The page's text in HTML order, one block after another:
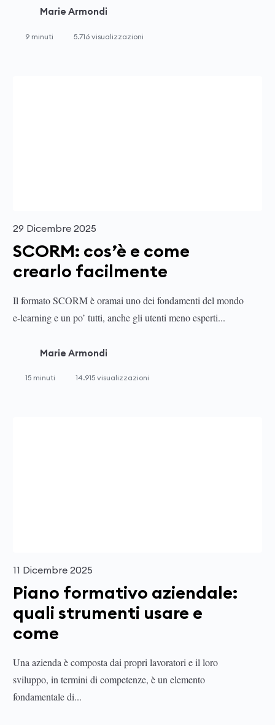
Marie Armondi
9 minuti 5.716 visualizzazioni
29 Dicembre 2025
SCORM: cos’è e come
crearlo facilmente
Il formato SCORM è oramai uno dei fondamenti del mondo
e-learning e un po’ tutti, anche gli utenti meno esperti...
Marie Armondi
15 minuti 14.915 visualizzazioni
11 Dicembre 2025
Piano formativo aziendale:
quali strumenti usare e
come
Una azienda è composta dai propri lavoratori e il loro
sviluppo, in termini di competenze, è un elemento
fondamentale di...